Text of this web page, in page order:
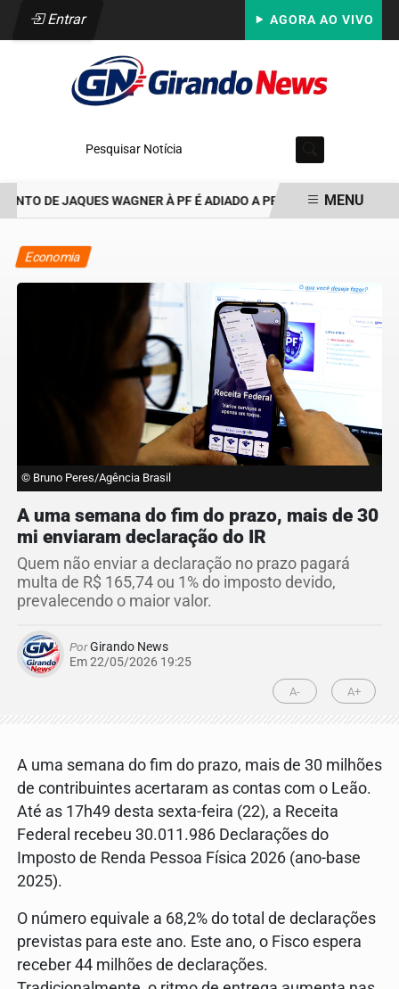
Entrar AGORA AO VIVO
Pesquisar Notícia
DE JAQUES WAGNER À PF É ADIADO A PEDIDO DA DEFESA
MENU
Economia
© Bruno Peres/Agência Brasil
A uma semana do fim do prazo, mais de 30
mi enviaram declaração do IR
Quem não enviar a declaração no prazo pagará
multa de R$ 165,74 ou 1% do imposto devido,
prevalecendo o maior valor.
PorGirando News
Em 22/05/2026 19:25
A- A+
A uma semana do fim do prazo, mais de 30 milhões
de contribuintes acertaram as contas com o Leão.
Até as 17h49 desta sexta-feira (22), a Receita
Federal recebeu 30.011.986 Declarações do
Imposto de Renda Pessoa Física 2026 (ano-base
2025).
O número equivale a 68,2% do total de declarações
previstas para este ano. Este ano, o Fisco espera
receber 44 milhões de declarações.